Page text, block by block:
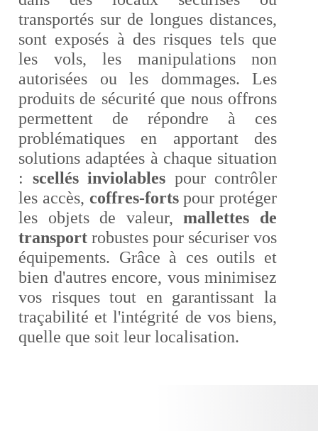
transportés sur de longues distances,
sont exposés à des risques tels que
les vols, les manipulations non
autorisées ou les dommages. Les
produits de sécurité que nous offrons
permettent de répondre à ces
problématiques en apportant des
solutions adaptées à chaque situation
: scellés inviolables pour contrôler
les accès, coffres-fortspour protéger
les objets de valeur,mallettes de
transport robustes pour sécuriser vos
équipements. Grâce à ces outils et
bien d'autres encore, vous minimisez
vos risques tout en garantissant la
traçabilité et l'intégrité de vos biens,
quelle que soit leur localisation.